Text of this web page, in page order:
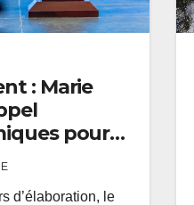
: Marie
pour
Couloir
d’élaboration, le